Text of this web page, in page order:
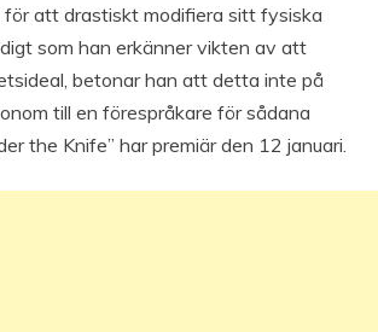
för att drastiskt modifiera sitt fysiska
som han erkänner vikten av att
betonar han att detta inte på
till en förespråkare för sådana
the Knife” har premiär den 12 januari.